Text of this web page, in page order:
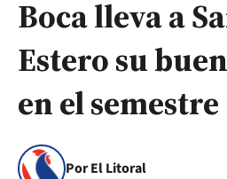
Boca lleva a
Estero su
en el semestre
Por El Litoral